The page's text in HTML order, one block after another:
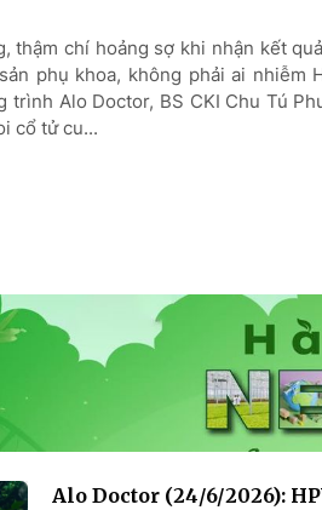
thậm chí hoảng sợ khi nhận kết
phụ khoa, không phải ai nhiễm
Alo Doctor, BS CKI Chu Tú
cổ tử cu...
Alo Doctor (24/6/2026):